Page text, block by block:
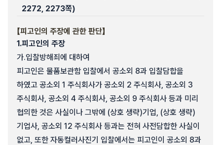
2272, 2273쪽)
【피고인의 주장에 관한 판단】
1.피고인의 주장
가.입찰방해죄에 대하여
피고인은 물품보관함 입찰에서 공소외 8과 입찰담합을
하였고 공소외 1 주식회사가 공소외 2 주식회사, 공소외 3
주식회사, 공소외 4 주식회사, 공소외 9 주식회사 등과 미리
협의한 것은 사실이나 그밖에 (상호 생략)기업, (상호 생략)
기업사, 공소외 12 주식회사 등과는 전혀 사전담합한 사실이
없고, 또한 자동컬러사진기 입찰에서는 피고인이 공소외 8과